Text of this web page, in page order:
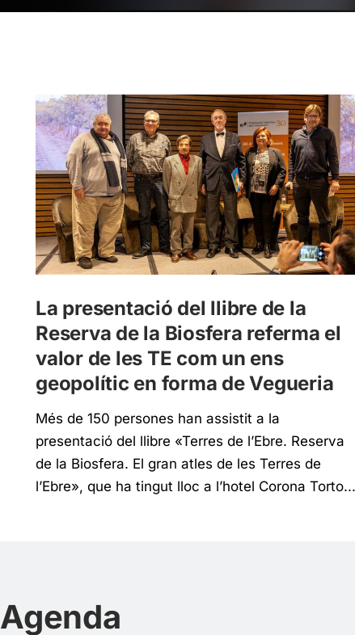
La presentació del llibre de la
Reserva de la Biosfera referma el
valor de les TE com un ens
geopolític en forma de Vegueria
Més de 150 persones han assistit a la
presentació del llibre «Terres de l’Ebre. Reserva
de la Biosfera. El gran atles de les Terres de
l’Ebre», que ha tingut lloc a l’hotel Corona Torto...
Agenda